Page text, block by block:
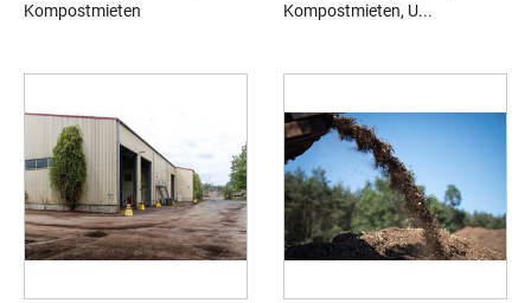
Kompostmieten
Kompostmieten, U...